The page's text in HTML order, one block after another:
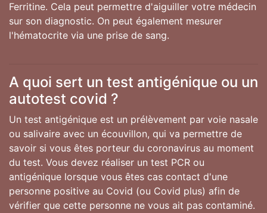
Ferritine. Cela peut permettre d'aiguiller votre médecin
sur son diagnostic. On peut également mesurer
l'hématocrite via une prise de sang.
A quoi sert un test antigénique ou un
autotest covid ?
Un test antigénique est un prélèvement par voie nasale
ou salivaire avec un écouvillon, qui va permettre de
savoir si vous êtes porteur du coronavirus au moment
du test. Vous devez réaliser un test PCR ou
antigénique lorsque vous êtes cas contact d'une
personne positive au Covid (ou Covid plus) afin de
vérifier que cette personne ne vous ait pas contaminé.